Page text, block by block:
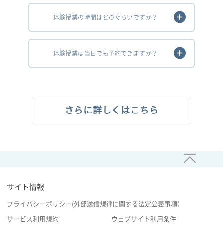
体験授業の時間はどのぐらいですか？
体験授業は当日でも予約できますか？
さらに詳しくはこちら
サイト情報
プライバシーポリシー(外部送信規律に関する法定公表事項）
サービス利用規約 ウェブサイト利用条件